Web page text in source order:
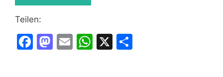
Teilen:
F
M E
W X